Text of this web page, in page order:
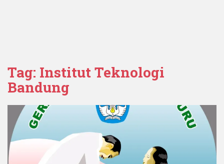
Tag: Institut Teknologi
Bandung